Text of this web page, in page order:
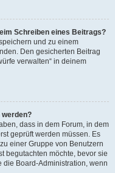
Schreiben eines Beitrags?
und zu einem
Den gesicherten Beitrag
verwalten“ in deinem
dass in dem Forum, in dem
geprüft werden müssen. Es
einer Gruppe von Benutzern
begutachten möchte, bevor sie
die Board-Administration, wenn